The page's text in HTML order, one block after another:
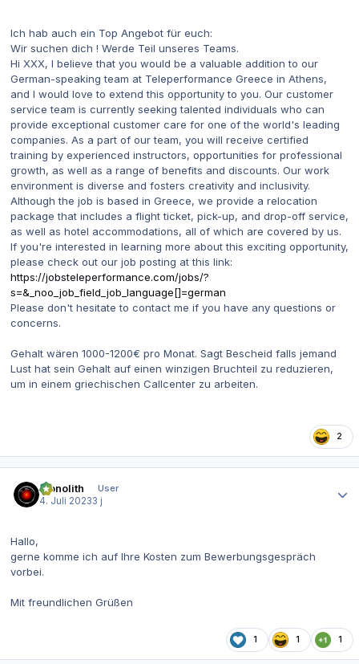
Ich hab auch ein Top Angebot für euch:
Wir suchen dich ! Werde Teil unseres Teams.
Hi XXX, I believe that you would be a valuable addition to our
German-speaking team at Teleperformance Greece in Athens,
and I would love to extend this opportunity to you. Our customer
service team is currently seeking talented individuals who can
provide exceptional customer care for one of the world's leading
companies. As a part of our team, you will receive certified
training by experienced instructors, opportunities for professional
growth, as well as a range of benefits and discounts. Our work
environment is diverse and fosters creativity and inclusivity.
Although the job is based in Greece, we provide a relocation
package that includes a flight ticket, pick-up, and drop-off service,
as well as hotel accommodations, all of which are covered by us.
If you're interested in learning more about this exciting opportunity,
please check out our job posting at this link:
https://jobsteleperformance.com/jobs/?
s=&_noo_job_field_job_language[]=german
Please don't hesitate to contact me if you have any questions or
concerns.
Gehalt wären 1000-1200€ pro Monat. Sagt Bescheid falls jemand
Lust hat sein Gehalt auf einen winzigen Bruchteil zu reduzieren,
um in einem griechischen Callcenter zu arbeiten.
2
monolith
User
4. Juli 20233 j
Hallo,
gerne komme ich auf Ihre Kosten zum Bewerbungsgespräch
vorbei.
Mit freundlichen Grüßen
1 1 1